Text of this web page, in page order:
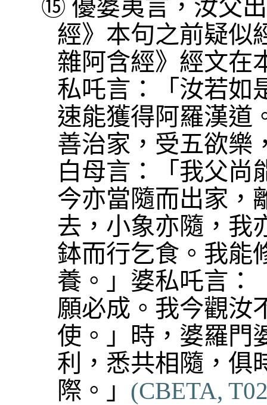
⑮ 優婆夷言，汝父
經》本句之前疑似
雜阿含經》經文在
私吒言：「汝若如
速能獲得阿羅漢道
善治家，受五欲樂
白母言：「我父尚
今亦當隨而出家，
去，小象亦隨，我
鉢而行乞食。我能
養。」婆私吒言：
願必成。我今觀汝
使。」時，婆羅門
利，悉共相隨，俱
際。」 (CBETA,